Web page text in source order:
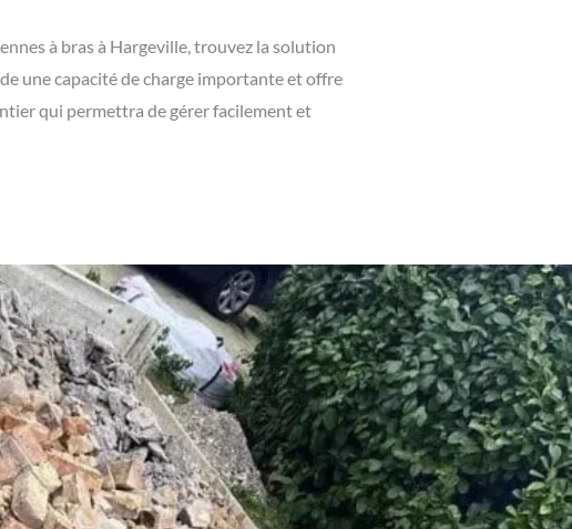
à bras à Hargeville, trouvez la solution
une capacité de charge importante et offre
qui permettra de gérer facilement et